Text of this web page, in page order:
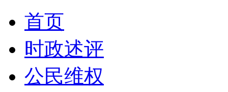
首页
时政述评
公民维权